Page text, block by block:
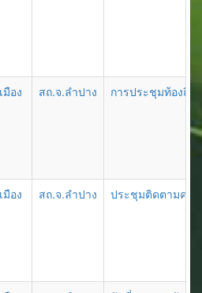
เมือง สถ.จ.ลำปาง การประชุมท้องถิ่น
เมือง สถ.จ.ลำปาง ประชุมติดตามควา